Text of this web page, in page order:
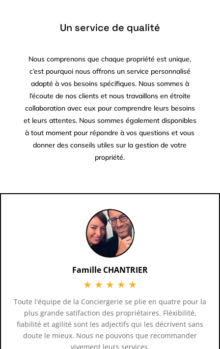
Un service de qualité
Nous comprenons que chaque propriété est unique,
c’est pourquoi nous offrons un service personnalisé
adapté à vos besoins spécifiques. Nous sommes à
l’écoute de nos clients et nous travaillons en étroite
collaboration avec eux pour comprendre leurs besoins
et leurs attentes. Nous sommes également disponibles
à tout moment pour répondre à vos questions et vous
donner des conseils utiles sur la gestion de votre
propriété.
Famille CHANTRIER
★ ★ ★ ★ ★
Toute l'équipe de la Conciergerie se plie en quatre pour la
plus grande satifaction des propriétaires. Fléxibilité,
fiabilité et agilité sont les adjectifs qui les décrivent sans
doute le mieux. Nous ne pouvons que recommander
vivement leurs services.